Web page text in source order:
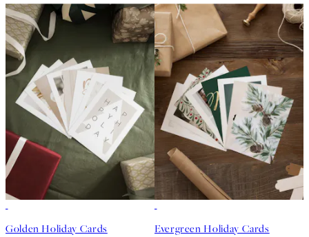
La boucle est activée
Golden Holiday Cards Evergreen Holiday Cards